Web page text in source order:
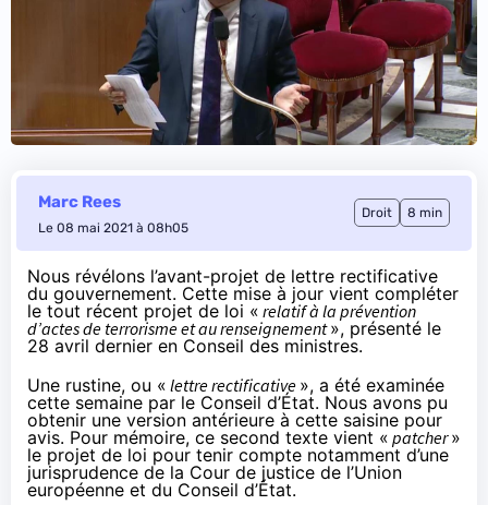
Marc Rees
Le 08 mai 2021 à 08h05
Droit 8 min
Nous révélons l’avant-projet de lettre rectificative
du gouvernement. Cette mise à jour vient compléter
le tout récent projet de loi « relatif à la prévention
d’actes de terrorisme et au renseignement», présenté le
28 avril dernier en Conseil des ministres.
Une rustine, ou « lettre rectificative », a été examinée
cette semaine par le Conseil d’État. Nous avons pu
obtenir une version antérieure à cette saisine pour
avis. Pour mémoire, ce second texte vient « patcher»
le projet de loi pour tenir compte notamment d’une
jurisprudence de la Cour de justice de l’Union
européenne et du Conseil d’État.